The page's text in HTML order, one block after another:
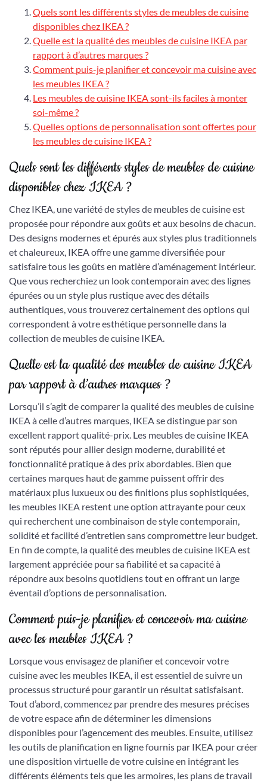
Quels sont les différents styles de meubles de cuisine
disponibles chez IKEA ?
Quelle est la qualité des meubles de cuisine IKEA par
rapport à d’autres marques ?
Comment puis-je planifier et concevoir ma cuisine avec
les meubles IKEA ?
Les meubles de cuisine IKEA sont-ils faciles à monter
soi-même ?
Quelles options de personnalisation sont offertes pour
les meubles de cuisine IKEA ?
Quels sont les différents styles de meubles de cuisine
disponibles chez IKEA ?
Chez IKEA, une variété de styles de meubles de cuisine est
proposée pour répondre aux goûts et aux besoins de chacun.
Des designs modernes et épurés aux styles plus traditionnels
et chaleureux, IKEA offre une gamme diversifiée pour
satisfaire tous les goûts en matière d’aménagement intérieur.
Que vous recherchiez un look contemporain avec des lignes
épurées ou un style plus rustique avec des détails
authentiques, vous trouverez certainement des options qui
correspondent à votre esthétique personnelle dans la
collection de meubles de cuisine IKEA.
Quelle est la qualité des meubles de cuisine IKEA
par rapport à d’autres marques ?
Lorsqu’il s’agit de comparer la qualité des meubles de cuisine
IKEA à celle d’autres marques, IKEA se distingue par son
excellent rapport qualité-prix. Les meubles de cuisine IKEA
sont réputés pour allier design moderne, durabilité et
fonctionnalité pratique à des prix abordables. Bien que
certaines marques haut de gamme puissent offrir des
matériaux plus luxueux ou des finitions plus sophistiquées,
les meubles IKEA restent une option attrayante pour ceux
qui recherchent une combinaison de style contemporain,
solidité et facilité d’entretien sans compromettre leur budget.
En fin de compte, la qualité des meubles de cuisine IKEA est
largement appréciée pour sa fiabilité et sa capacité à
répondre aux besoins quotidiens tout en offrant un large
éventail d’options de personnalisation.
Comment puis-je planifier et concevoir ma cuisine
avec les meubles IKEA ?
Lorsque vous envisagez de planifier et concevoir votre
cuisine avec les meubles IKEA, il est essentiel de suivre un
processus structuré pour garantir un résultat satisfaisant.
Tout d’abord, commencez par prendre des mesures précises
de votre espace afin de déterminer les dimensions
disponibles pour l’agencement des meubles. Ensuite, utilisez
les outils de planification en ligne fournis par IKEA pour créer
une disposition virtuelle de votre cuisine en intégrant les
différents éléments tels que les armoires, les plans de travail